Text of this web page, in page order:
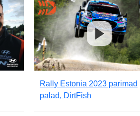
Rally Estonia 2023 parimad
palad, DirtFish